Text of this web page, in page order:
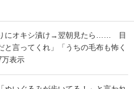
にオキシ漬け→翌朝見たら…… 目
と言ってくれ」「うちの毛布も怖く
万表示